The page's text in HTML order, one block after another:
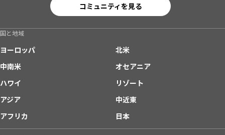
コミュニティを見る
国と地域
ヨーロッパ
北米
中南米
オセアニア
ハワイ
リゾート
アジア
中近東
アフリカ
日本